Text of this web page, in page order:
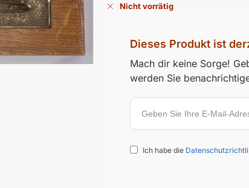
Nicht vorrätig
Dieses Produkt ist
Mach dir keine Sorge!
werden Sie
Ich habe die